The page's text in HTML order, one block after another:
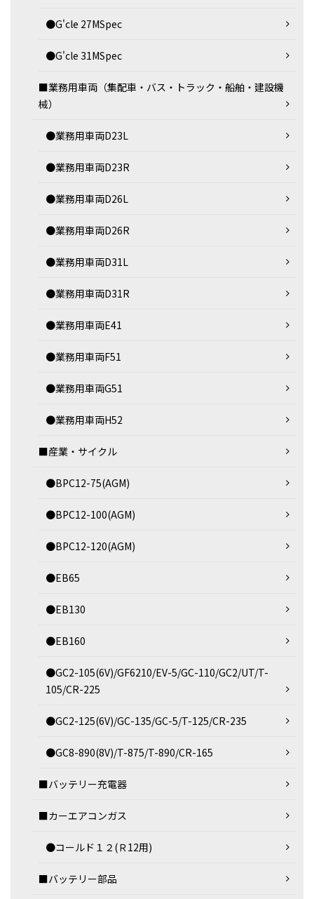
●G'cle 27MSpec
●G'cle 31MSpec
■業務用車両（集配車・バス・トラック・船舶・建設機
械）
●業務用車両D23L
●業務用車両D23R
●業務用車両D26L
●業務用車両D26R
●業務用車両D31L
●業務用車両D31R
●業務用車両E41
●業務用車両F51
●業務用車両G51
●業務用車両H52
■産業・サイクル
●BPC12-75(AGM)
●BPC12-100(AGM)
●BPC12-120(AGM)
●EB65
●EB130
●EB160
●GC2-105(6V)/GF6210/EV-5/GC-110/GC2/UT/T-
105/CR-225
●GC2-125(6V)/GC-135/GC-5/T-125/CR-235
●GC8-890(8V)/T-875/T-890/CR-165
■バッテリー充電器
■カーエアコンガス
●コールド１２(Ｒ12用)
■バッテリー部品